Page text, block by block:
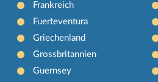
Frankreich
Fuerteventura
Griechenland
Grossbritannien
Guernsey